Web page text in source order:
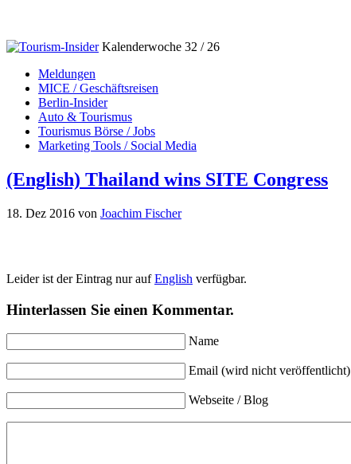
Kalenderwoche 32 / 26
Meldungen
MICE / Geschäftsreisen
Berlin-Insider
Auto & Tourismus
Tourismus Börse / Jobs
Marketing Tools / Social Media
(English) Thailand wins SITE Congress
18. Dez 2016 von Joachim Fischer
Leider ist der Eintrag nur aufEnglish verfügbar.
Hinterlassen Sie einen Kommentar.
Name
Email (wird nicht veröffentlicht)
Webseite / Blog